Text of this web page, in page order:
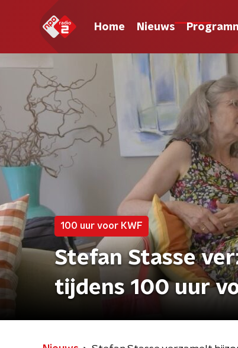
Home Nieuws
100 uur voor KWF
Stefan Stasse
tijdens 100 uur